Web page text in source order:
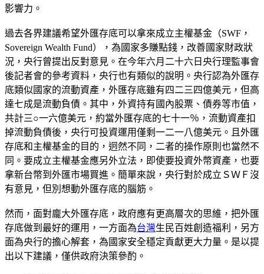
影響力。
過去各界建議希望外匯存底可以拿來成立主權基金（SWF，
Sovereign Wealth Fund），為國家多賺點錢，改善國家財政狀
況，央行曾提出反對意見。在今年六月二十六日央行理監事會
後記者會的參考資料，央行也有類似的說明。央行認為外匯存
底類似國家的流動資產，外匯存底雖有四二三四億美元，但高
達七成是流動負債。其中，外資持有國內股票、債券等市值，
共計三○一六億美元，約當外匯存底的七十一％，流動資產扣
掉流動負債後，央行可投資運用僅剩一二一八億美元。且外匯
存底和主權基金的目的，迥然不同，二者的操作原則也當然不
同。要成立主權基金應另外立法，即使要投資外幣資產，也要
拿新台幣到外匯市場買進。簡單來說，央行對於成立ＳＷＦ沒
有意見，但別想動外匯存底的腦筋。
然而，面對龐大外匯存底，政府應有更高層次的思維，把外匯
存底做到最好的運用，一方面為台灣生民百姓創造福利，另方
面為央行的擔心解套，為國家安全穩定貢獻更大力量。是以提
出以下建議，僅供政府決策參酌。